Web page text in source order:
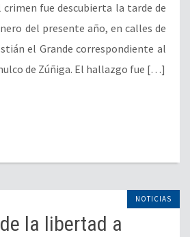
crimen fue descubierta la tarde de
del presente año, en calles de
el Grande correspondiente al
de Zúñiga. El hallazgo fue […]
NOTICIAS
la libertad a